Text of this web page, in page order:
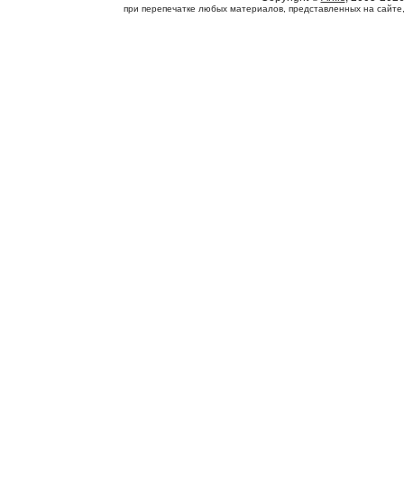
при перепечатке любых материалов, представленных на